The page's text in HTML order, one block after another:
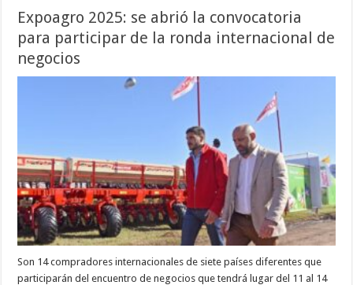
Expoagro 2025: se abrió la convocatoria
para participar de la ronda internacional de
negocios
Son 14 compradores internacionales de siete países diferentes que
participarán del encuentro de negocios que tendrá lugar del 11 al 14